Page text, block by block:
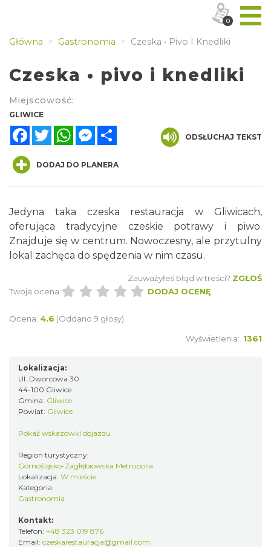
Główna Gastronomia Czeska • Pivo I Knedliki
Czeska • pivo i knedliki
Miejscowość:
GLIWICE
FacebookTwitterWhatsAppMessenger
ODSŁUCHAJ TEKST
DODAJ DO PLANERA
Jedyna taka czeska restauracja w Gliwicach,
oferująca tradycyjne czeskie potrawy i piwo.
Znajduje się w centrum. Nowoczesny, ale przytulny
lokal zachęca do spędzenia w nim czasu.
Zauważyłeś błąd w treści? ZGŁOŚ
Twoja ocena:
DODAJ OCENĘ
Ocena: 4.6 (Oddano 9 głosy)
Wyświetlenia: 1361
Lokalizacja:
Ul. Dworcowa 30
44-100 Gliwice
Gmina: Gliwice
Powiat: Gliwice
Pokaż wskazówki dojazdu
Region turystyczny:
Górnośląsko-Zagłębiowska Metropolia
Lokalizacja: W mieście
Kategoria:
Gastronomia
Kontakt:
Telefon: +48 323 019 876
Email: czeskarestauracja@gmail.com
0